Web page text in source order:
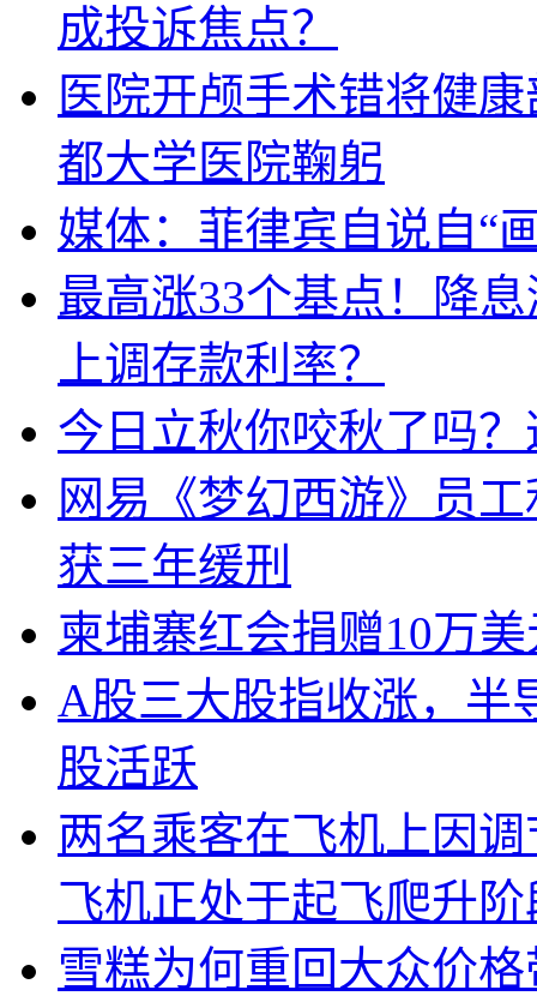
成投诉焦点？
医院开颅手术错将健
都大学医院鞠躬
媒体：菲律宾自说自“
最高涨33个基点！降
上调存款利率？
今日立秋你咬秋了吗
网易《梦幻西游》员
获三年缓刑
柬埔寨红会捐赠10万
A股三大股指收涨，半
股活跃
两名乘客在飞机上因
飞机正处于起飞爬升阶
雪糕为何重回大众价